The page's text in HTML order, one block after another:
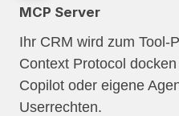
MCP Server
Ihr CRM wird zum Tool-
Context Protocol
Copilot oder eigene
Userrechten.